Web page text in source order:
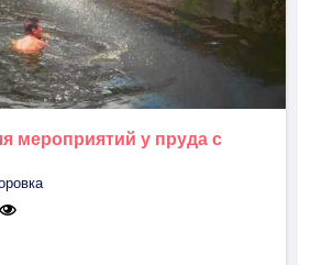
мероприятий у пруда с